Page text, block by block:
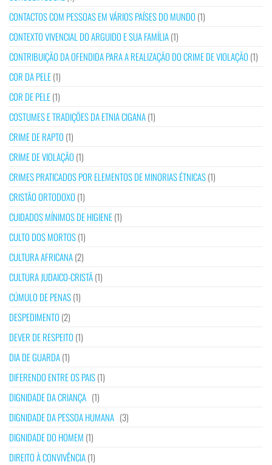
CONTACTOS COM PESSOAS EM VÁRIOS PAÍSES DO MUNDO (1)
CONTEXTO VIVENCIAL DO ARGUIDO E SUA FAMÍLIA(1)
CONTRIBUIÇÃO DA OFENDIDA PARA A REALIZAÇÃO DO CRIME DE VIOLAÇÃO (1)
COR DA PELE(1)
COR DE PELE(1)
COSTUMES E TRADIÇÕES DA ETNIA CIGANA(1)
CRIME DE RAPTO (1)
CRIME DE VIOLAÇÃO (1)
CRIMES PRATICADOS POR ELEMENTOS DE MINORIAS ÉTNICAS(1)
CRISTÃO ORTODOXO (1)
CUIDADOS MÍNIMOS DE HIGIENE(1)
CULTO DOS MORTOS(1)
CULTURA AFRICANA(2)
CULTURA JUDAICO-CRISTÃ(1)
CÚMULO DE PENAS(1)
DESPEDIMENTO (2)
DEVER DE RESPEITO (1)
DIA DE GUARDA(1)
DIFERENDO ENTRE OS PAIS(1)
DIGNIDADE DA CRIANÇA (1)
DIGNIDADE DA PESSOA HUMANA (3)
DIGNIDADE DO HOMEM (1)
DIREITO À CONVIVÊNCIA(1)